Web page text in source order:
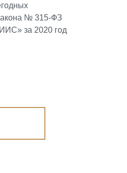
№ 315-ФЗ
за 2020 год